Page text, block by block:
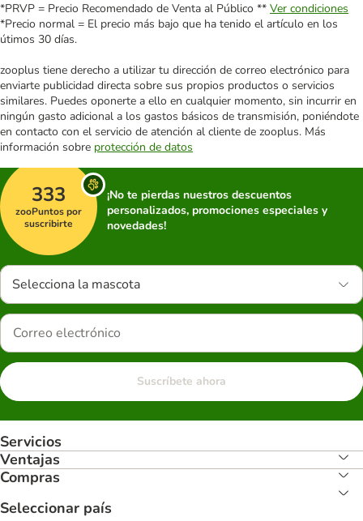
*PRVP = Precio Recomendado de Venta al Público ** Ver condiciones
*Precio normal = El precio más bajo que ha tenido el artículo en los
útimos 30 días.
zooplus tiene derecho a utilizar tu dirección de correo electrónico para
enviarte publicidad directa sobre sus propios productos o servicios
similares. Puedes oponerte a ello en cualquier momento, sin incurrir en
ningún gasto adicional a los gastos básicos de transmisión, poniéndote
en contacto con el servicio de atención al cliente de zooplus. Más
información sobre protección de datos
333
zooPuntos por
suscribirte
¡No te pierdas nuestros descuentos
personalizados, promociones especiales y
novedades!
Selecciona la mascota
Suscríbete ahora
Servicios
Ventajas
Compras
Seleccionar país